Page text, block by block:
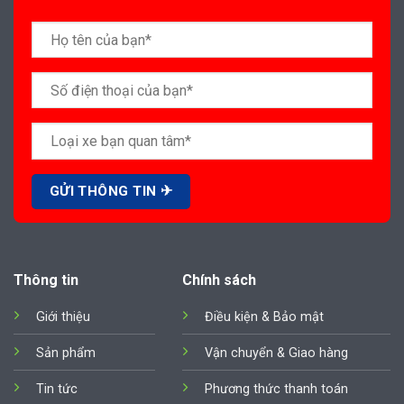
Thông tin
Giới thiệu
Sản phẩm
Tin tức
Chính sách
Điều kiện & Bảo mật
Vận chuyển & Giao hàng
Phương thức thanh toán